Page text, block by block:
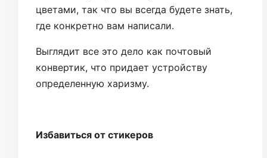
цветами, так что вы всегда будете знать,
где конкретно вам написали.
Выглядит все это дело как почтовый
конвертик, что придает устройству
определенную харизму.
Избавиться от стикеров